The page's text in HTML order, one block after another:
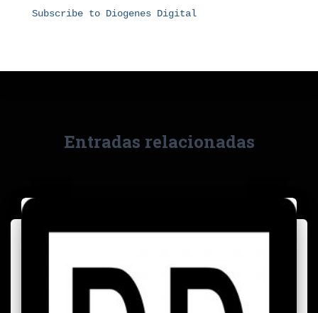
Subscribe to Diogenes Digital
Entradas relacionadas